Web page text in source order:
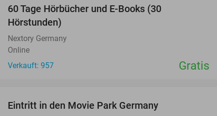
60 Tage Hörbücher und E-Books (30
Hörstunden)
Nextory Germany
Online
Verkauft: 957
Gratis
Eintritt in den Movie Park Germany